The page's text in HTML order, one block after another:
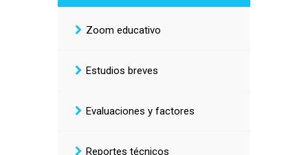
Zoom educativo
Estudios breves
Evaluaciones y factores
Reportes técnicos